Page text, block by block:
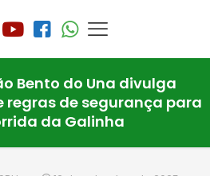
Bento do Una divulga
regras de segurança para
da Galinha